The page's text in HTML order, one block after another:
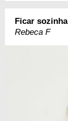
Ficar sozinha
Rebeca F